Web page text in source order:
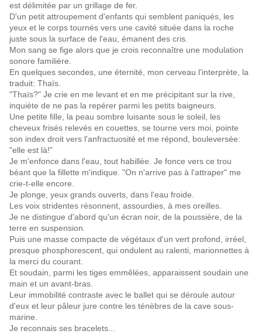
est délimitée par un grillage de fer.
D'un petit attroupement d'enfants qui semblent paniqués, les
yeux et le corps tournés vers une cavité située dans la roche
juste sous la surface de l'eau, émanent des cris.
Mon sang se fige alors que je crois reconnaître une modulation
sonore familière.
En quelques secondes, une éternité, mon cerveau l'interprète, la
traduit: Thaïs.
"Thaïs?" Je crie en me levant et en me précipitant sur la rive,
inquiète de ne pas la repérer parmi les petits baigneurs.
Une petite fille, la peau sombre luisante sous le soleil, les
cheveux frisés relevés en couettes, se tourne vers moi, pointe
son index droit vers l'anfractuosité et me répond, bouleversée:
"elle est là!"
Je m'enfonce dans l'eau, tout habillée. Je fonce vers ce trou
béant que la fillette m'indique. "On n'arrive pas à l'attraper" me
crie-t-elle encore.
Je plonge, yeux grands ouverts, dans l'eau froide.
Les voix stridentes résonnent, assourdies, à mes oreilles.
Je ne distingue d'abord qu'un écran noir, de la poussière, de la
terre en suspension.
Puis une masse compacte de végétaux d'un vert profond, irréel,
presque phosphorescent, qui ondulent au ralenti, marionnettes à
la merci du courant.
Et soudain, parmi les tiges emmêlées, apparaissent soudain une
main et un avant-bras.
Leur immobilité contraste avec le ballet qui se déroule autour
d'eux et leur pâleur jure contre les ténèbres de la cave sous-
marine.
Je reconnais ses bracelets...